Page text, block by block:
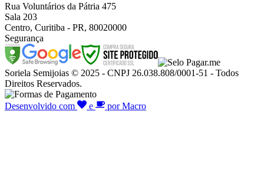
Rua Voluntários da Pátria 475
Sala 203
Centro, Curitiba - PR, 80020000
Segurança
Soriela Semijoias © 2025 - CNPJ 26.038.808/0001-51 - Todos
Direitos Reservados.
Desenvolvido com e por Macro